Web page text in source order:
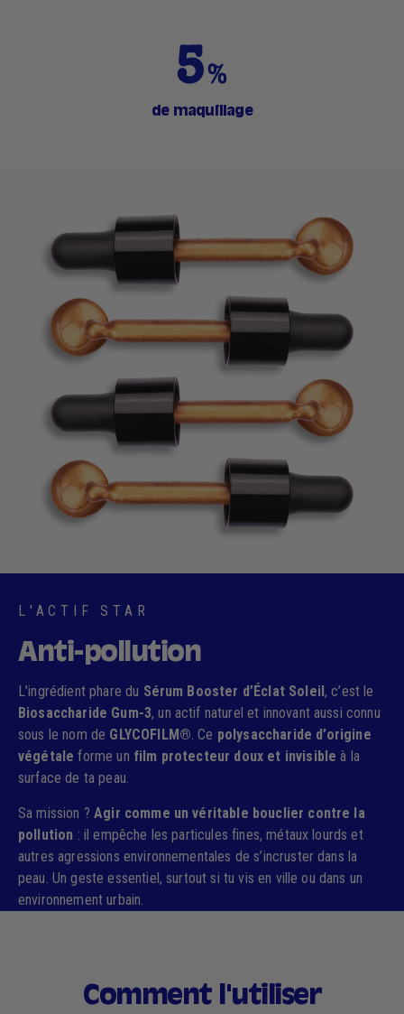
de maquillage
L'ACTIF STAR
Anti-pollution
L’ingrédient phare du Sérum Booster d’Éclat Soleil, c’est le
Biosaccharide Gum-3, un actif naturel et innovant aussi connu
sous le nom de GLYCOFILM®. Ce polysaccharide d’origine
végétale forme un film protecteur doux et invisible à la
surface de ta peau.
Sa mission ?Agir comme un véritable bouclier contre la
pollution : il empêche les particules fines, métaux lourds et
autres agressions environnementales de s’incruster dans la
peau. Un geste essentiel, surtout si tu vis en ville ou dans un
environnement urbain.
Comment l'utiliser